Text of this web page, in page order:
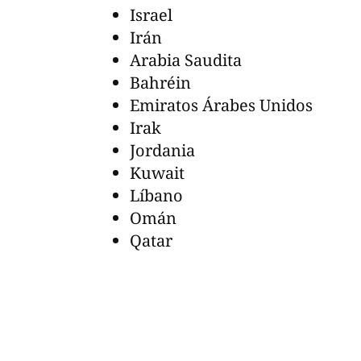
Israel
Irán
Arabia Saudita
Bahréin
Emiratos Árabes Unidos
Irak
Jordania
Kuwait
Líbano
Omán
Qatar